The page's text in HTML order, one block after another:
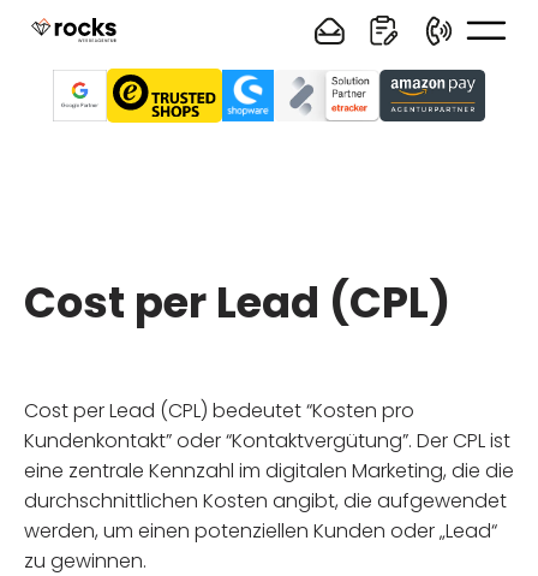
Cost per Lead (CPL)
Cost per Lead (CPL) bedeutet “Kosten pro
Kundenkontakt” oder “Kontaktvergütung”. Der CPL ist
eine zentrale Kennzahl im digitalen Marketing, die die
durchschnittlichen Kosten angibt, die aufgewendet
werden, um einen potenziellen Kunden oder „Lead“
zu gewinnen.